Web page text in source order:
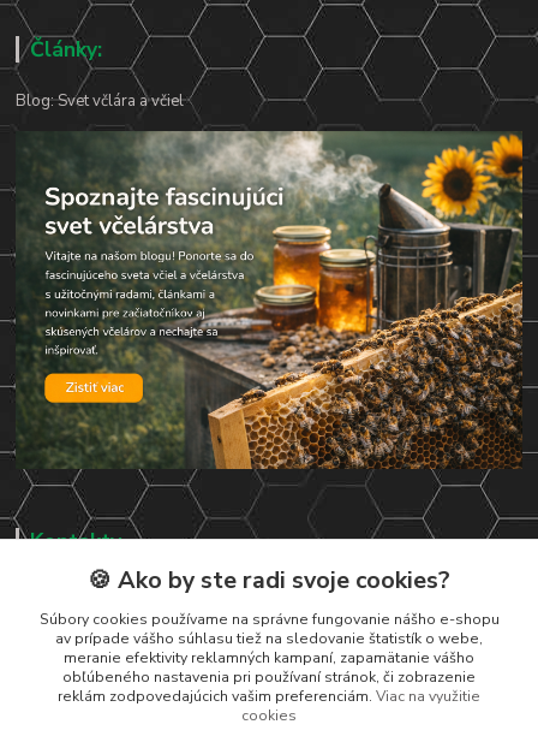
Články:
Blog: Svet včlára a včiel
Kontakty
Zákaznická podpora
+421 919 037 687
Po – Pi 8:00 – 17:00
vcelarstvotrizuliak@centrum.sk
🍪 Ako by ste radi svoje cookies?
Súbory cookies používame na správne fungovanie nášho e-shopu
av prípade vášho súhlasu tiež na sledovanie štatistík o webe,
meranie efektivity reklamných kampaní, zapamätanie vášho
obľúbeného nastavenia pri používaní stránok, či zobrazenie
reklám zodpovedajúcich vašim preferenciám. Viac na využitie
cookies